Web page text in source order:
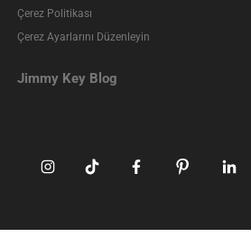
Çerez Politikası
Çerez Ayarlarını Düzenleyin
Jimmy Key Blog